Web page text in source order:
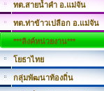
ทต.สายน้ำคำ อ.แม่จัน
ทต.ท่าข้าวเปลือก อ.แม่จัน
***ลิงค์หน่วยงาน***
โยธาไทย
กลุ่มพัฒนาท้องถิ่น